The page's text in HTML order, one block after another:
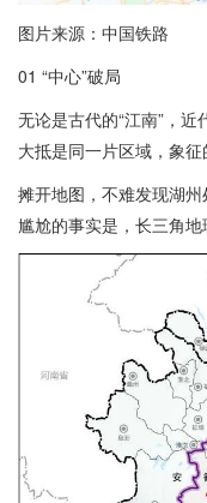
图片来源：中国铁路
01 “中心”破局
无论是古代的“江南”，近
大抵是同一片区域，象征
摊开地图，不难发现湖
尴尬的事实是，长三角地